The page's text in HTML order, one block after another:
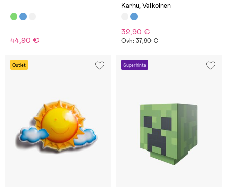
44,90 €
Karhu, Valkoinen
32,90 €
Ovh: 37,90 €
Outlet Superhinta